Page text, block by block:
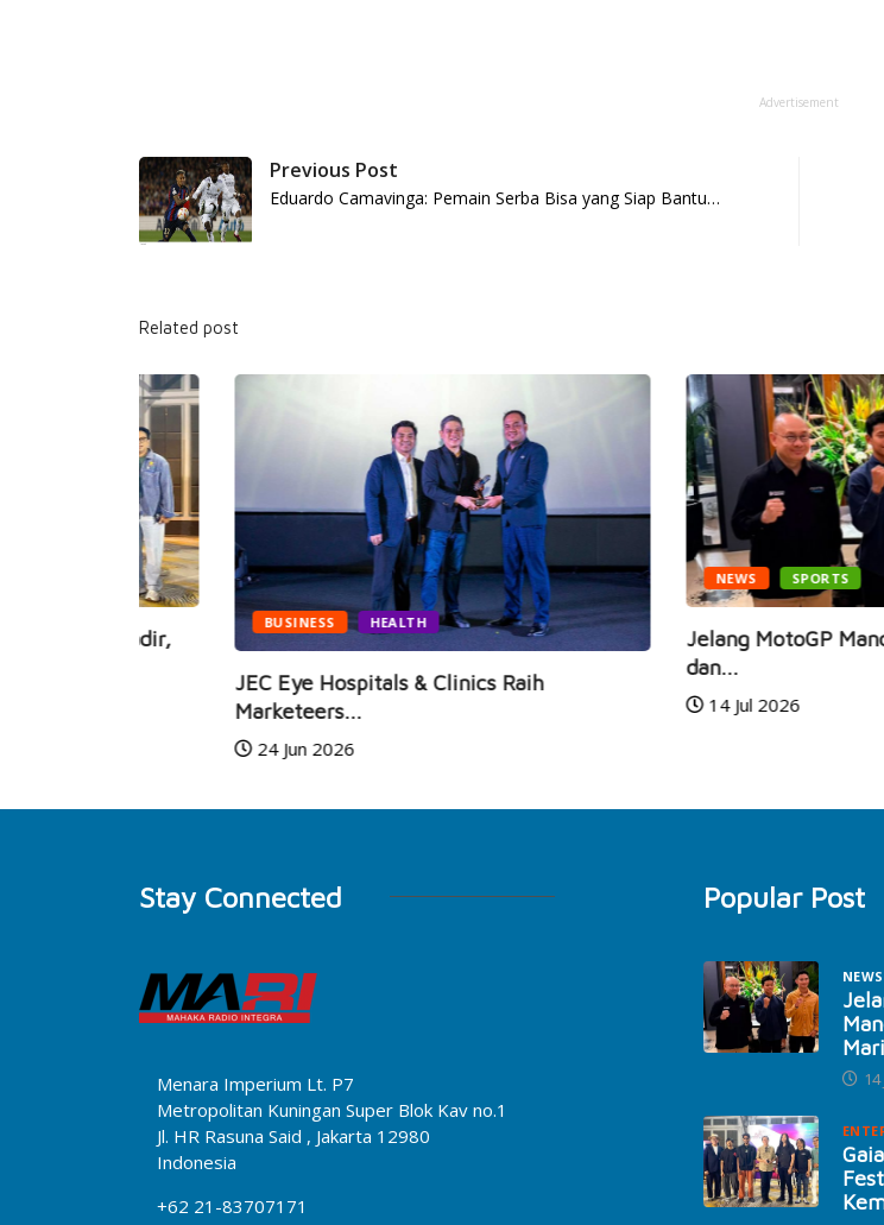
Advertisement
Previous Post
Eduardo Camavinga: Pemain Serba Bisa yang Siap Bantu…
Related post
BUSINESS HEALTH
JEC Eye Hospitals & Clinics Raih
Marketeers...
24 Jun 2026
NEWS SPORTS
Jelang MotoGP Mandalika
14 Jul 2026
Stay Connected
Menara Imperium Lt. P7
Metropolitan Kuningan Super Blok Kav no.1
Jl. HR Rasuna Said , Jakarta 12980
Indonesia
+62 21-83707171
Popular Post
NEWS